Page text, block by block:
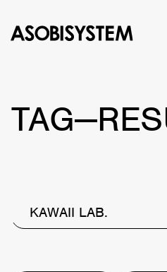
KAWAII LAB.